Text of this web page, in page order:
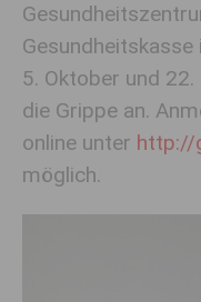
5. Oktober und
die Grippe an.
online unter http://
möglich.